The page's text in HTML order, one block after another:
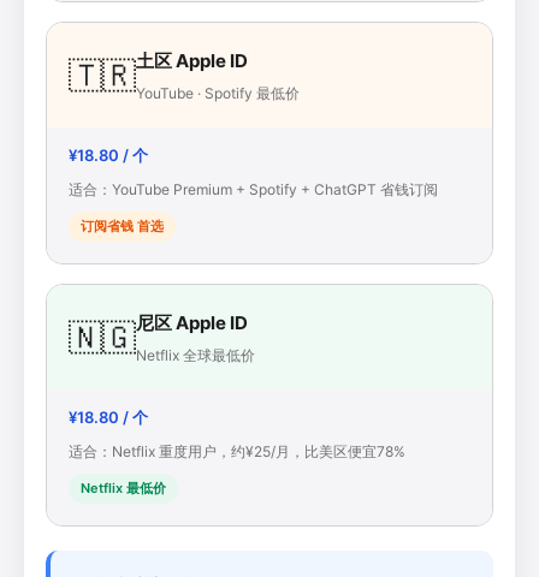
🇹🇷土区 Apple ID
YouTube · Spotify 最低价
¥18.80 / 个
适合：YouTube Premium + Spotify + ChatGPT 省钱订阅
订阅省钱 首选
🇳🇬尼区 Apple ID
Netflix 全球最低价
¥18.80 / 个
适合：Netflix 重度用户，约¥25/月，比美区便宜78%
Netflix 最低价